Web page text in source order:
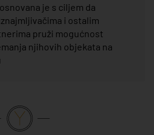
je s ciljem da
i ostalim
pruži mogućnost
njihovih objekata na